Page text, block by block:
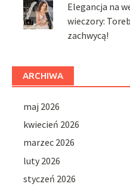
Elegancja na
wieczory:
zachwycą!
ARCHIWA
maj 2026
kwiecień 2026
marzec 2026
luty 2026
styczeń 2026